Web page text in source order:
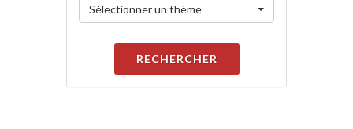
Sélectionner un thème
RECHERCHER